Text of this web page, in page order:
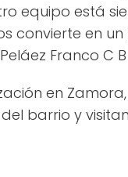
equipo está
convierte en
Franco C
en
barrio y